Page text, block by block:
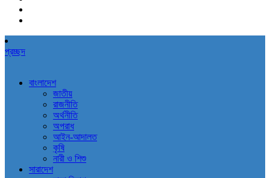
প্রচ্ছদ
বাংলাদেশ
জাতীয়
রাজনীতি
অর্থনীতি
অপরাধ
আইন-আদালত
কৃষি
নারী ও শিশু
সারাদেশ